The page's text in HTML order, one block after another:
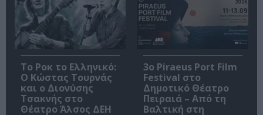
Το Ροκ το Ελληνικό:
Ο Κώστας Τουρνάς
και ο Διονύσης
Τσακνής στο
Θέατρο Άλσος ΔΕΗ
3o Piraeus Port Film
Festival στο
Δημοτικό Θέατρο
Πειραιά – Από τη
Βαλτική στη